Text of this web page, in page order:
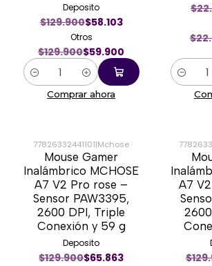
Deposito
$129.900$58.103
Otros
$129.900$59.900
Cantidad
Comprar ahora
Cantidad
-48%
77826332441101|Mchose
Mouse Gamer
Inalámbrico MCHOSE
A7 V2 Pro rose –
Sensor PAW3395,
2600 DPI, Triple
Conexión y 59 g
Deposito
$129.900$65.863
-48%
A7